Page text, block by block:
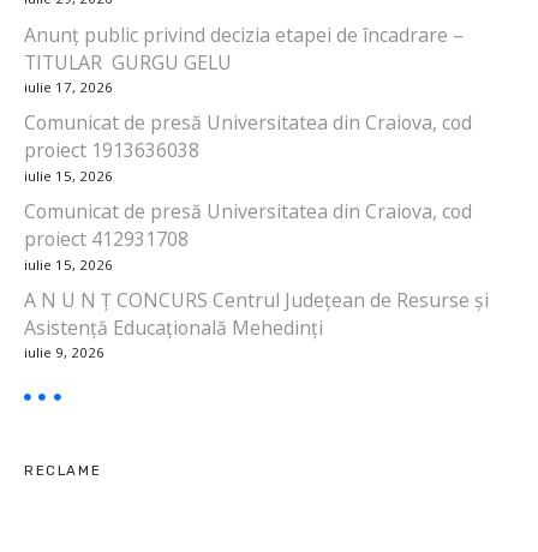
n
a
r
t
i
c
o
l
e
Anunț public privind decizia etapei de încadrare –
TITULAR GURGU GELU
iulie 17, 2026
Comunicat de presă Universitatea din Craiova, cod
proiect 1913636038
iulie 15, 2026
Comunicat de presă Universitatea din Craiova, cod
proiect 412931708
iulie 15, 2026
A N U N Ț CONCURS Centrul Județean de Resurse și
Asistență Educațională Mehedinți
iulie 9, 2026
RECLAME